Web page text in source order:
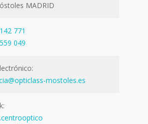
MADRID
771
049
mostoles.es